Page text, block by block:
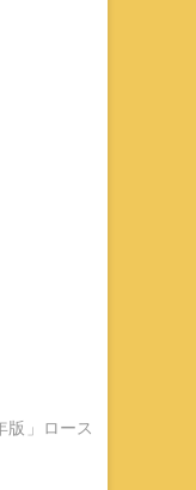
版」ロース